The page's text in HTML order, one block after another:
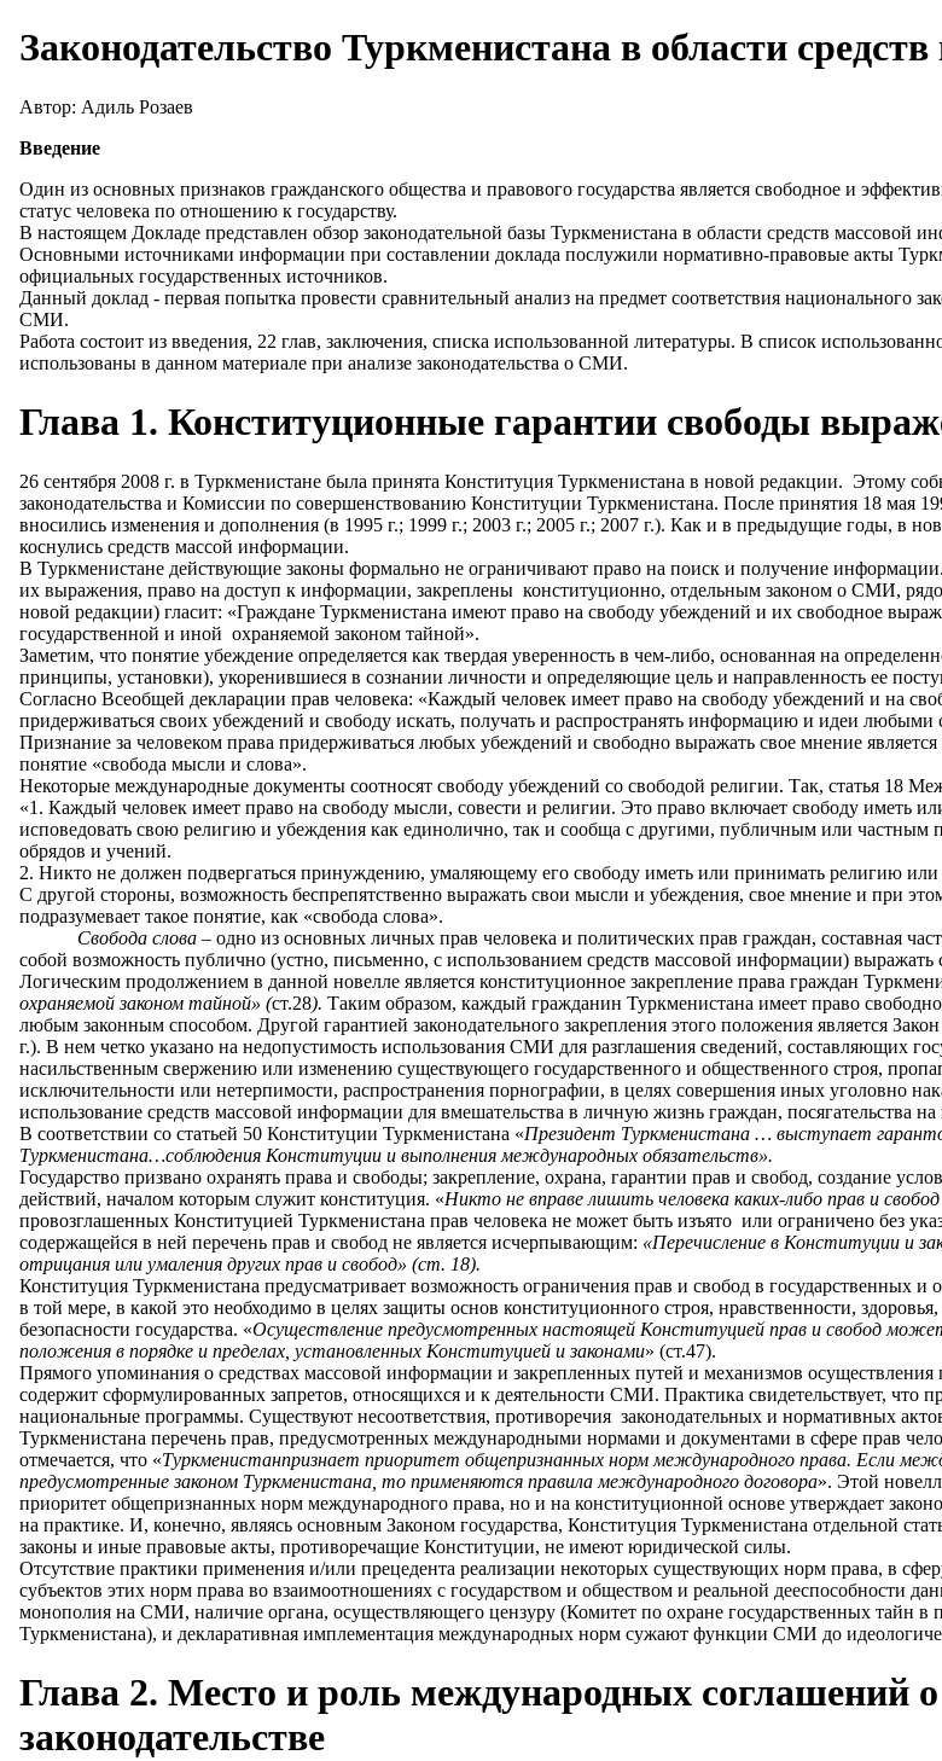
Законодательство Туркменистана в области
Автор: Адиль Розаев
Введение
Один из основных признаков гражданского общества и правового государства является свободное и
статус человека по отношению к государству.
В настоящем Докладе представлен обзор законодательной базы Туркменистана в области средств массовой
Основными источниками информации при составлении доклада послужили нормативно-правовые акты
официальных государственных источников.
Данный доклад - первая попытка провести сравнительный анализ на предмет соответствия национального
СМИ.
Работа состоит из введения, 22 глав, заключения, списка использованной литературы. В список
использованы в данном материале при анализе законодательства о СМИ.
Глава 1. Конституционные гарантии свободы
26 сентября 2008 г. в Туркменистане была принята Конституция Туркменистана в новой редакции. Этому
законодательства и Комиссии по совершенствованию Конституции Туркменистана. После принятия 18 мая
вносились изменения и дополнения (в 1995 г.; 1999 г.; 2003 г.; 2005 г.; 2007 г.). Как и в предыдущие годы, в
коснулись средств массой информации.
В Туркменистане действующие законы формально не ограничивают право на поиск и получение
их выражения, право на доступ к информации, закреплены конституционно, отдельным законом о СМИ,
новой редакции) гласит: «Граждане Туркменистана имеют право на свободу убеждений и их свободное
государственной и иной охраняемой законом тайной».
Заметим, что понятие убеждение определяется как твердая уверенность в чем-либо, основанная на
принципы, установки), укоренившиеся в сознании личности и определяющие цель и направленность ее
Согласно Всеобщей декларации прав человека: «Каждый человек имеет право на свободу убеждений и на
придерживаться своих убеждений и свободу искать, получать и распространять информацию и идеи любыми
Признание за человеком права придерживаться любых убеждений и свободно выражать свое мнение
понятие «свобода мысли и слова».
Некоторые международные документы соотносят свободу убеждений со свободой религии. Так, статья 18
«1. Каждый человек имеет право на свободу мысли, совести и религии. Это право включает свободу иметь
исповедовать свою религию и убеждения как единолично, так и сообща с другими, публичным или частным
обрядов и учений.
2. Никто не должен подвергаться принуждению, умаляющему его свободу иметь или принимать религию
С другой стороны, возможность беспрепятственно выражать свои мысли и убеждения, свое мнение и при
подразумевает такое понятие, как «свобода слова».
Свобода слова – одно из основных личных прав человека и политических прав граждан, составная
собой возможность публично (устно, письменно, с использованием средств массовой информации) выражать
Логическим продолжением в данной новелле является конституционное закрепление права граждан
охраняемой законом тайной» (ст.28). Таким образом, каждый гражданин Туркменистана имеет право
любым законным способом. Другой гарантией законодательного закрепления этого положения является
г.). В нем четко указано на недопустимость использования СМИ для разглашения сведений, составляющих
насильственным свержению или изменению существующего государственного и общественного строя,
исключительности или нетерпимости, распространения порнографии, в целях совершения иных уголовно
использование средств массовой информации для вмешательства в личную жизнь граждан, посягательства на
В соответствии со статьей 50 Конституции Туркменистана «Президент Туркменистана … выступает
Туркменистана…соблюдения Конституции и выполнения международных обязательств».
Государство призвано охранять права и свободы; закрепление, охрана, гарантии прав и свобод, создание
действий, началом которым служит конституция. «Никто не вправе лишить человека каких-либо прав и
провозглашенных Конституцией Туркменистана прав человека не может быть изъято или ограничено без
содержащейся в ней перечень прав и свобод не является исчерпывающим: «Перечисление в Конституции и
отрицания или умаления других прав и свобод» (ст. 18).
Конституция Туркменистана предусматривает возможность ограничения прав и свобод в государственных
в той мере, в какой это необходимо в целях защиты основ конституционного строя, нравственности,
безопасности государства. «Осуществление предусмотренных настоящей Конституцией прав и свобод мо
положения в порядке и пределах, установленных Конституцией и законами» (ст.47).
Прямого упоминания о средствах массовой информации и закрепленных путей и механизмов
содержит сформулированных запретов, относящихся и к деятельности СМИ. Практика свидетельствует,
национальные программы. Существуют несоответствия, противоречия законодательных и нормативных
Туркменистана перечень прав, предусмотренных международными нормами и документами в сфере прав
отмечается, что «Туркменистанпризнает приоритет общепризнанных норм международного права. Если
предусмотренные законом Туркменистана, то применяются правила международного договора». Этой
приоритет общепризнанных норм международного права, но и на конституционной основе утверждает
на практике. И, конечно, являясь основным Законом государства, Конституция Туркменистана отдельной
законы и иные правовые акты, противоречащие Конституции, не имеют юридической силы.
Отсутствие практики применения и/или прецедента реализации некоторых существующих норм права, в
субъектов этих норм права во взаимоотношениях с государством и обществом и реальной дееспособности
монополия на СМИ, наличие органа, осуществляющего цензуру (Комитет по охране государственных тайн
Туркменистана), и декларативная имплементация международных норм сужают функции СМИ до
Глава 2. Место и роль международных соглашений
законодательстве